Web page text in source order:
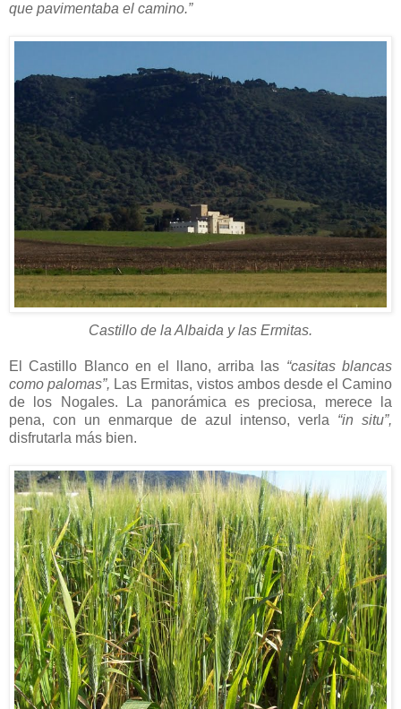
que pavimentaba el camino.”
Castillo de la Albaida y las Ermitas.
El Castillo Blanco en el llano, arriba las “casitas blancas
como palomas”, Las Ermitas, vistos ambos desde el Camino
de los Nogales. La panorámica es preciosa, merece la
pena, con un enmarque de azul intenso, verla “in situ”,
disfrutarla más bien.